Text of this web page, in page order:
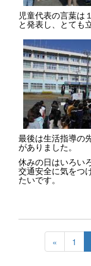
児童代表の言葉は
と発表し、とても
最後は生活指導の
がありました。
休みの日はいろい
交通安全に気をつ
たいです。
« 1